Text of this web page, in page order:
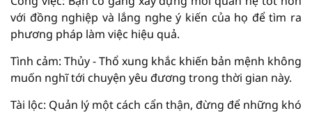
với đồng nghiệp và lắng nghe ý kiến của họ để tìm ra
phương pháp làm việc hiệu quả.
Tình cảm: Thủy - Thổ xung khắc khiến bản mệnh không
muốn nghĩ tới chuyện yêu đương trong thời gian này.
Tài lộc: Quản lý một cách cẩn thận, đừng để những khó